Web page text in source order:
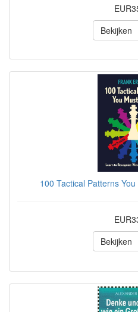
Bekijken
100 Tactical Patterns
Bekijken